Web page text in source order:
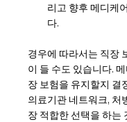
리고 향후 메디케
다.
경우에 따라서는 직장
이 들 수도 있습니다.
장 보험을 유지할지 결
의료기관 네트워크, 처
장 적합한 선택을 하는